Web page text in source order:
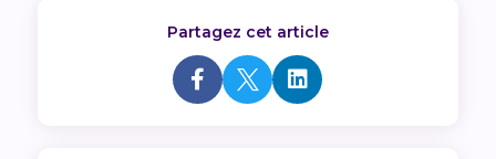
Partagez cet article
  